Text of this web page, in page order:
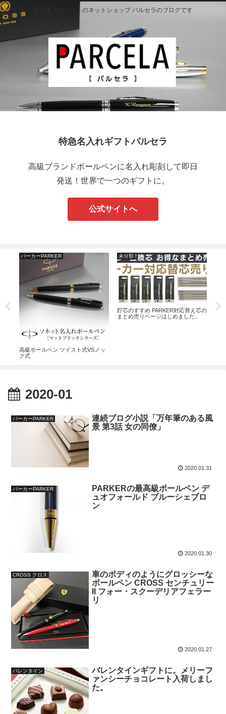
特急名入れギフトのネットショップ パルセラのブログです
特急名入れギフトパルセラ
高級ブランドボールペンに名入れ彫刻して即日
発送！世界で一つのギフトに。
公式サイトへ
パーカーPARKER
高級ボールペン ツイスト式VSノッ
ク式
未分類
貯芯のすすめ PARKER対応替え芯の
まとめ売りページはじめました。
珍
チ
2020-01
パーカーPARKER
連続ブログ小説「万年筆のある風
景 第3話 女の同僚」
2020.01.31
パーカーPARKER
PARKERの最高級ボールペン デ
ュオフォールド ブルーシェブロ
ン
2020.01.30
CROSS クロス
車のボディのようにグロッシーな
ボールペン CROSS センチュリー
II フォー・スクーデリアフェラー
リ
2020.01.27
バレンタイン
バレンタインギフトに。メリーフ
ァンシーチョコレート入荷しまし
た。